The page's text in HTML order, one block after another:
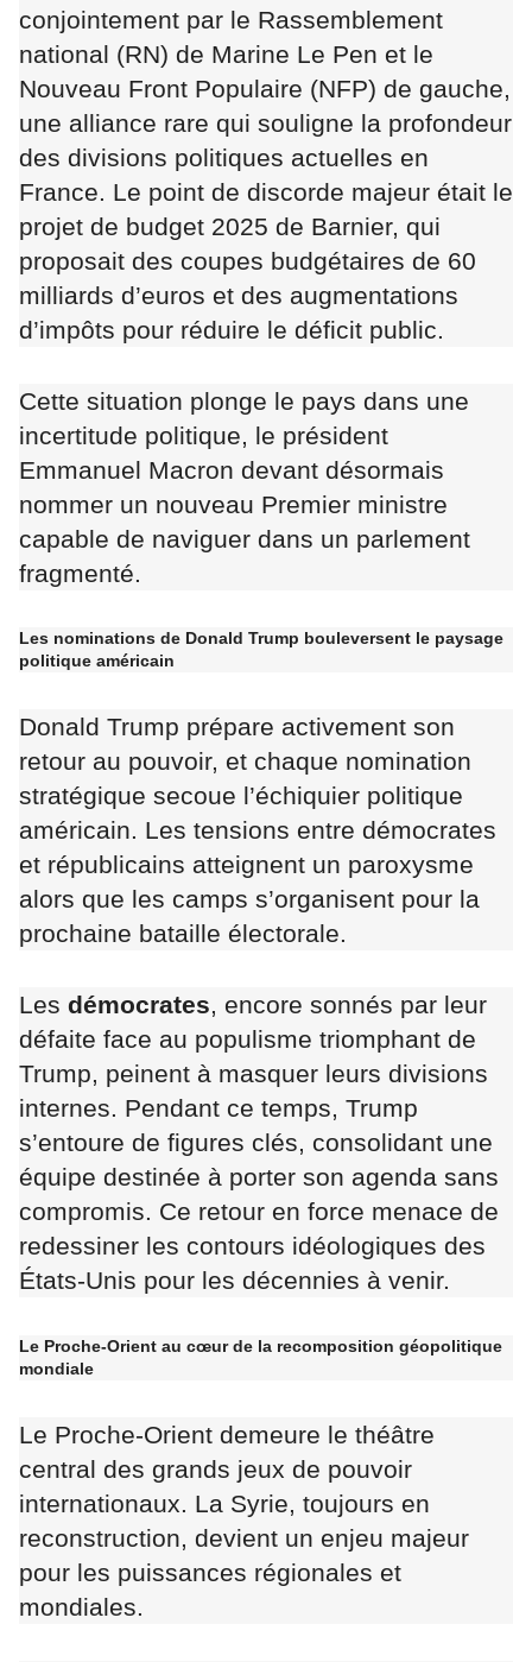
conjointement par le Rassemblement
national (RN) de Marine Le Pen et le
Nouveau Front Populaire (NFP) de gauche,
une alliance rare qui souligne la profondeur
des divisions politiques actuelles en
France. Le point de discorde majeur était le
projet de budget 2025 de Barnier, qui
proposait des coupes budgétaires de 60
milliards d’euros et des augmentations
d’impôts pour réduire le déficit public.
Cette situation plonge le pays dans une
incertitude politique, le président
Emmanuel Macron devant désormais
nommer un nouveau Premier ministre
capable de naviguer dans un parlement
fragmenté.
Les nominations de Donald Trump bouleversent le paysage
politique américain
Donald Trump prépare activement son
retour au pouvoir, et chaque nomination
stratégique secoue l’échiquier politique
américain. Les tensions entre démocrates
et républicains atteignent un paroxysme
alors que les camps s’organisent pour la
prochaine bataille électorale.
Les démocrates, encore sonnés par leur
défaite face au populisme triomphant de
Trump, peinent à masquer leurs divisions
internes. Pendant ce temps, Trump
s’entoure de figures clés, consolidant une
équipe destinée à porter son agenda sans
compromis. Ce retour en force menace de
redessiner les contours idéologiques des
États-Unis pour les décennies à venir.
Le Proche-Orient au cœur de la recomposition géopolitique
mondiale
Le Proche-Orient demeure le théâtre
central des grands jeux de pouvoir
internationaux. La Syrie, toujours en
reconstruction, devient un enjeu majeur
pour les puissances régionales et
mondiales.